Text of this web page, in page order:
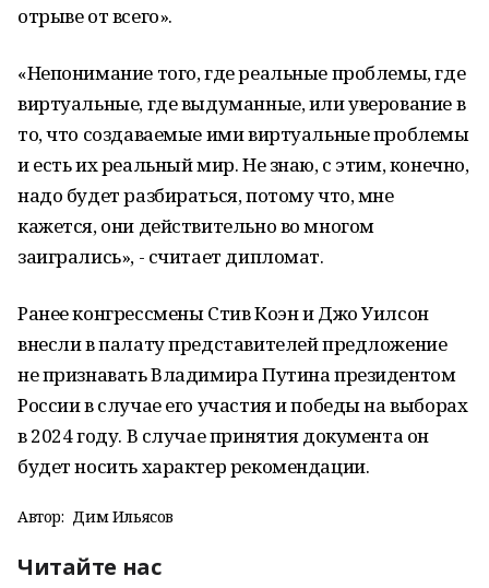
отрыве от всего».
«Непонимание того, где реальные проблемы, где
виртуальные, где выдуманные, или уверование в
то, что создаваемые ими виртуальные проблемы
и есть их реальный мир. Не знаю, с этим, конечно,
надо будет разбираться, потому что, мне
кажется, они действительно во многом
заигрались», - считает дипломат.
Ранее конгрессмены Стив Коэн и Джо Уилсон
внесли в палату представителей предложение
не признавать Владимира Путина президентом
России в случае его участия и победы на выборах
в 2024 году. В случае принятия документа он
будет носить характер рекомендации.
Автор: Дим Ильясов
Читайте нас